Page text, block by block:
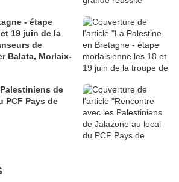
- étape
19 juin de la
de
Balata, Morlaix-
de
PCF Pays de